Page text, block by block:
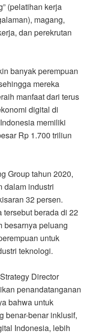
(pelatihan kerja
magang,
dan perekrutan
banyak perempuan
mereka
manfaat dari terus
digital di
memiliki
Rp 1.700 triliun
Group tahun 2020,
dalam industri
32 persen.
tersebut berada di 22
besarnya peluang
untuk
teknologi.
Director
penandatanganan
bahwa untuk
benar-benar inklusif,
Indonesia, lebih